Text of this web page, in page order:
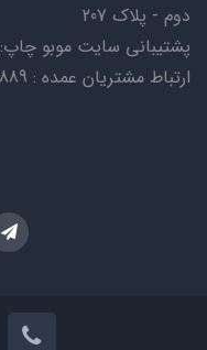
دوم - پلاک 207
پشتیبانی سایت موبو چاپ:
ارتباط مشتریان عمده : 09029600889